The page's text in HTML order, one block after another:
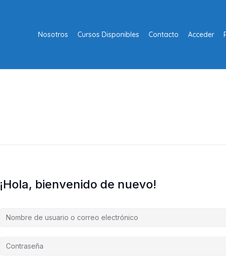
Nosotros Cursos Disponibles Contacto Acceder
¡Hola, bienvenido de nuevo!